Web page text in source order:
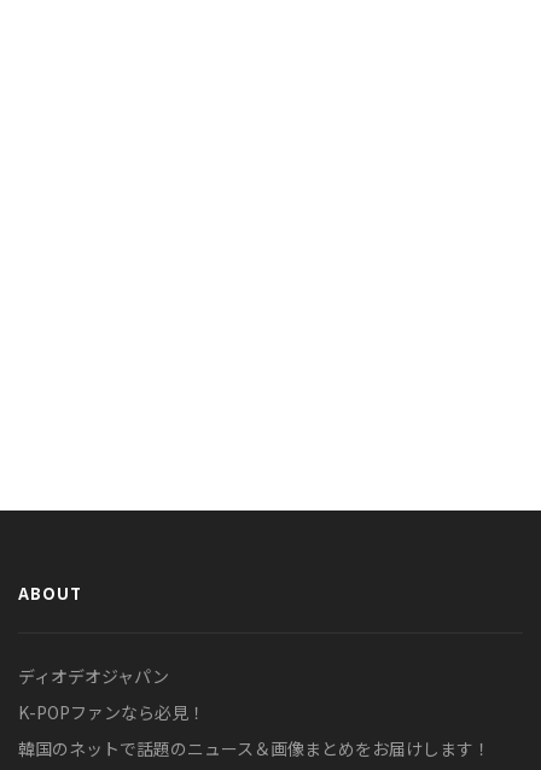
ABOUT
ディオデオジャパン
K-POPファンなら必見！
韓国のネットで話題のニュース＆画像まとめをお届けします！